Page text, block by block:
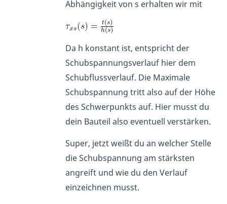
Abhängigkeit von s erhalten wir mit
Da h konstant ist, entspricht der
Schubspannungsverlauf hier dem
Schubflussverlauf. Die Maximale
Schubspannung tritt also auf der Höhe
des Schwerpunkts auf. Hier musst du
dein Bauteil also eventuell verstärken.
Super, jetzt weißt du an welcher Stelle
die Schubspannung am stärksten
angreift und wie du den Verlauf
einzeichnen musst.